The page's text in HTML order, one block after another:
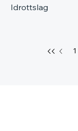
Idrottslag
1